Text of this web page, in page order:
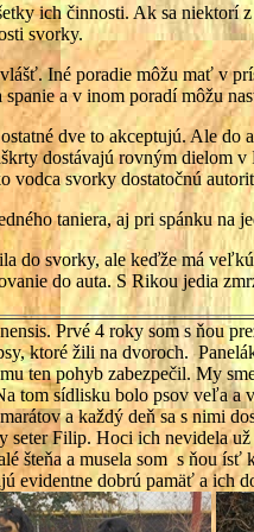
ich činnosti. Ak sa niektorí
svorky.
Iné poradie môžu mať v
a v inom poradí môžu
dve to akceptujú. Ale do
dostávajú rovným dielom
vodca svorky dostatočnú
taniera, aj pri spánku na
do svorky, ale keďže má
do auta. S Rikou jedia
Prvé 4 roky som s ňou
ktoré žili na dvoroch.
ten pohyb zabezpečil. My
tom sídlisku bolo psov veľa a
a každý deň sa s nimi
Filip. Hoci ich nevidela už
šteňa a musela som s ňou ísť
evidentne dobrú pamäť a ich